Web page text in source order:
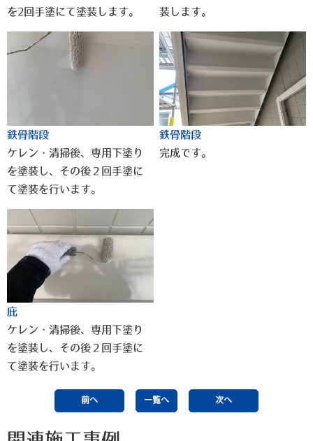
を2回手塗にて塗装します。
装します。
鉄骨階段
ケレン・清掃後、専用下塗り
を塗装し、その後２回手塗に
て塗装を行います。
鉄骨階段
完成です。
庇
ケレン・清掃後、専用下塗り
を塗装し、その後２回手塗に
て塗装を行います。
前へ 一覧へ 次へ